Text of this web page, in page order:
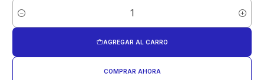
Cantidad
AGREGAR AL CARRO
COMPRAR AHORA